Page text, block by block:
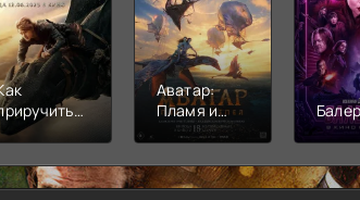
Аватар:
Пламя и
пепел